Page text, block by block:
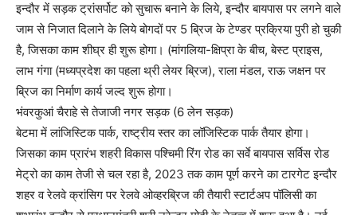
इन्दौर में सड़क ट्रांसर्पोट को सुचारू बनाने के लिये, इन्दौर बायपास पर लगने वाले
जाम से निजात दिलाने के लिये बोगदों पर 5 ब्रिज के टेण्डर प्रक्रिया पुरी हो चुकी
है, जिसका काम शीघ्र ही शुरू होगा। (मांगलिया-क्षिप्रा के बीच, बेस्ट प्राइस,
लाभ गंगा (मध्यप्रदेश का पहला थ्री लेयर ब्रिज), राला मंडल, राऊ जक्षन पर
ब्रिज का निर्माण कार्य जल्द शुरू होगा।
भंवरकुआं चैराहे से तेजाजी नगर सड़क (6 लेन सड़क)
बेटमा में लांजिस्टिक पार्क, राष्ट्रीय स्तर का लॉजिस्टिक पार्क तैयार होगा।
जिसका काम प्रारंभ शहरी विकास पश्चिमी रिंग रोड का सर्वे बायपास सर्विस रोड
मेट्रो का काम तेजी से चल रहा है, 2023 तक काम पूर्ण करने का टारगेट इन्दौर
शहर व रेलवे क्रांसिग पर रेलवे ओव्हरब्रिज की तैयारी स्टार्टअप पॉलिसी का